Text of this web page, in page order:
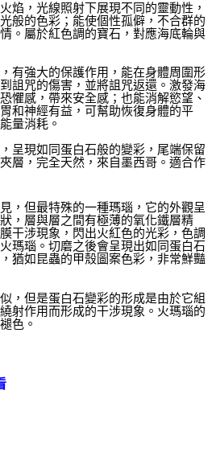
以上)免運費
以上)免運費
焰，光線照射下展現不同的靈動性，
般的色彩；能使個性孤僻，不合群的
。屬於紅色調的寶石，對應海底輪與
有強大的保護作用，能在身體周圍形
詛咒的傷害，並將詛咒返還。激發海
懼感，帶來安全感；也能消解慾望、
和神經有益，可幫助恢復身體的平
量消耗。
呈現如同蛋白石般的變彩，尾端保留
層，完全天然，來自墨西哥。適合作
，但最特殊的一種瑪瑙，它的外觀呈
，層與層之間有極薄的氧化鐵層精
干涉現象，閃出火紅色的光彩，色調
瑪瑙。切磨之後會呈現出如同蛋白石
猶如昆蟲的甲殼圖案色彩，非常鮮豔
，但是蛋白石變彩的形成是由於它組
射作用而形成的干涉現象。火瑪瑙的
色。